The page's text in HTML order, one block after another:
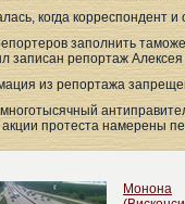
когда корреспондент
заполнить
записан репортаж Алексея
из репортажа
протеста намерены